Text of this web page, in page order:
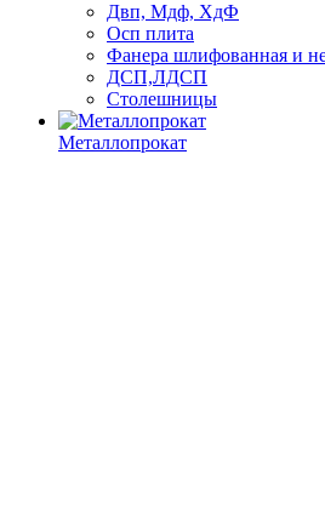
Двп, Мдф, ХдФ
Осп плита
Фанера шлифованная и
ДСП,ЛДСП
Столешницы
Металлопрокат